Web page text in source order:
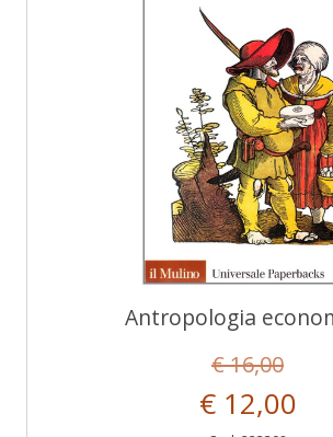
Antropologia
€ 16,00
€ 12,00